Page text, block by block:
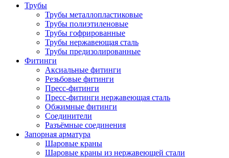
Трубы
Трубы металлопластиковые
Трубы полиэтиленовые
Трубы гофрированные
Трубы нержавеющая сталь
Трубы предизолированные
Фитинги
Аксиальные фитинги
Резьбовые фитинги
Пресс-фитинги
Пресс-фитинги нержавеющая сталь
Обжимные фитинги
Соединители
Разъёмные соединения
Запорная арматура
Шаровые краны
Шаровые краны из нержавеющей стали